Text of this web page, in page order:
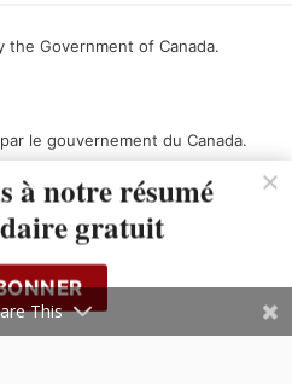
Government of Canada.
le gouvernement du Canada.
à notre résumé
gratuit
This